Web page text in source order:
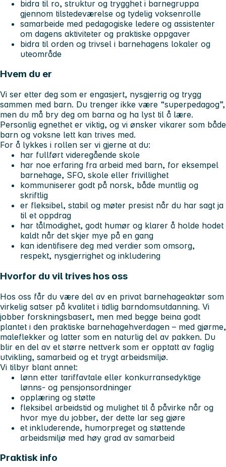
bidra til ro, struktur og trygghet i barnegruppa
gjennom tilstedeværelse og tydelig voksenrolle
samarbeide med pedagogiske ledere og assistenter
om dagens aktiviteter og praktiske oppgaver
bidra til orden og trivsel i barnehagens lokaler og
uteområde
Hvem du er
Vi ser etter deg som er engasjert, nysgjerrig og trygg
sammen med barn. Du trenger ikke være “superpedagog”,
men du må bry deg om barna og ha lyst til å lære.
Personlig egnethet er viktig, og vi ønsker vikarer som både
barn og voksne lett kan trives med.
For å lykkes i rollen ser vi gjerne at du:
har fullført videregående skole
har noe erfaring fra arbeid med barn, for eksempel
barnehage, SFO, skole eller frivillighet
kommuniserer godt på norsk, både muntlig og
skriftlig
er fleksibel, stabil og møter presist når du har sagt ja
til et oppdrag
har tålmodighet, godt humør og klarer å holde hodet
kaldt når det skjer mye på en gang
kan identifisere deg med verdier som omsorg,
respekt, nysgjerrighet og inkludering
Hvorfor du vil trives hos oss
Hos oss får du være del av en privat barnehageaktør som
virkelig satser på kvalitet i tidlig barndomsutdanning. Vi
jobber forskningsbasert, men med begge beina godt
plantet i den praktiske barnehagehverdagen – med gjørme,
maleflekker og latter som en naturlig del av pakken. Du
blir en del av et større nettverk som er opptatt av faglig
utvikling, samarbeid og et trygt arbeidsmiljø.
Vi tilbyr blant annet:
lønn etter tariffavtale eller konkurransedyktige
lønns- og pensjonsordninger
opplæring og støtte
fleksibel arbeidstid og mulighet til å påvirke når og
hvor mye du jobber, der dette lar seg gjøre
et inkluderende, humorpreget og støttende
arbeidsmiljø med høy grad av samarbeid
Praktisk info